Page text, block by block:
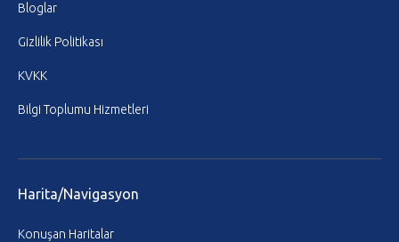
Bloglar
Gizlilik Politikası
KVKK
Bilgi Toplumu Hizmetleri
Harita/Navigasyon
Konuşan Haritalar